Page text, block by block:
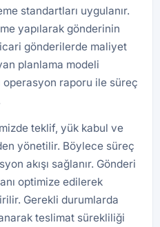
standartları uygulanır.
yapılarak gönderinin
gönderilerde maliyet
planlama modeli
operasyon raporu ile süreç
teklif, yük kabul ve
yönetilir. Böylece süreç
akışı sağlanır. Gönderi
optimize edilerek
Gerekli durumlarda
teslimat sürekliliği